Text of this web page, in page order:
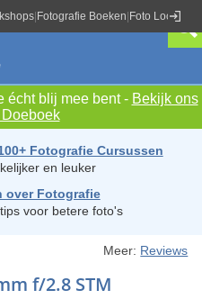
Fotografie Boeken Foto Locaties
écht blij mee bent - Bekijk ons
Fotografie Cursussen
en leuker
over Fotografie
voor betere foto's
Meer: Reviews
f/2.8 STM